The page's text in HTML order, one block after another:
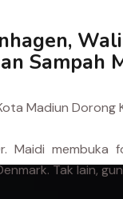
Sampah
Madiun
Maidi membuka
Tak lain,